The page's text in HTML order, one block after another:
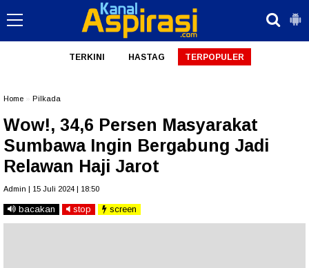
TERKINI HASTAG TERPOPULER
Home Pilkada
Wow!, 34,6 Persen Masyarakat
Sumbawa Ingin Bergabung Jadi
Relawan Haji Jarot
Admin | 15 Juli 2024 | 18:50
bacakan stop screen